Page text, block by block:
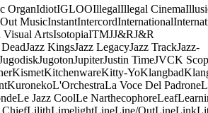
OrganIdiotIGLOOIllegalIllegal Cinema
MusicInstantIntercordInternational
Visual ArtsIsotopiaITMJJ&RJ&R
Jazz KingsJazz LegacyJazz TrackJazz-
JugotonJupiterJustin TimeJVCK
KismetKitchenwareKitty-YoKlangbad
KuronekoL'OrchestraLa Voce Del Padrone
Le Jazz CoolLe NarthecophoreLeaf